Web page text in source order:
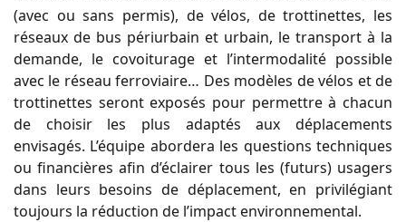
(avec ou sans permis), de vélos, de trottinettes, les
réseaux de bus périurbain et urbain, le transport à la
demande, le covoiturage et l’intermodalité possible
avec le réseau ferroviaire… Des modèles de vélos et de
trottinettes seront exposés pour permettre à chacun
de choisir les plus adaptés aux déplacements
envisagés. L’équipe abordera les questions techniques
ou financières afin d’éclairer tous les (futurs) usagers
dans leurs besoins de déplacement, en privilégiant
toujours la réduction de l’impact environnemental.